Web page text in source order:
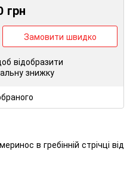
грн
Замовити швидко
відобразити
знижку
в гребінній стрічці від